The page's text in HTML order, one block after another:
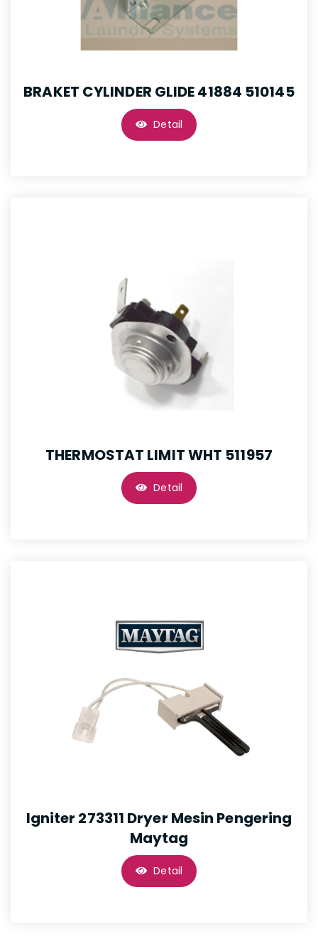
BRAKET CYLINDER GLIDE 41884 510145
Detail
THERMOSTAT LIMIT WHT 511957
Detail
Igniter 273311 Dryer Mesin Pengering
Maytag
Detail